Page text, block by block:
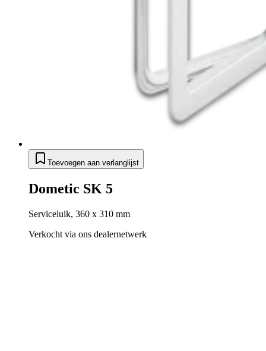
Toevoegen aan verlanglijst
Dometic SK 5
Serviceluik, 360 x 310 mm
Verkocht via ons dealernetwerk